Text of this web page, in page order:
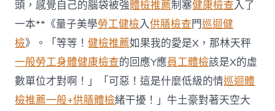
傳
醫
院
巡
檢
警
訊〉
中
頭，感覺自己的腦袋被強體檢推薦制塞健康檢查入了
一本**《量子美學勞工健檢入供膳檢查門巡迴健
檢》。「等等！健檢推薦如果我的愛是X，那林天秤
一般勞工身體健康檢查的回應Y應員工體檢該是X的虛
數單位才對啊！」「可惡！這是什麼低級的情巡迴體
檢推薦一般+供膳體檢緒干擾！」牛土豪對著天空大